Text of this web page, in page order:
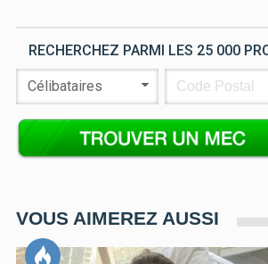
RECHERCHEZ PARMI LES 25 000
VOUS AIMEREZ AUSSI